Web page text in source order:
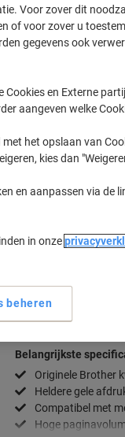
Koop Meer, Bespaar Meer
€ 63,99 Stuk
Aantal Excl.
1-2 Stuks €
Aantal
Belangrijkste
Originele Brother
Heldere gele
Compatibel met
Hoge
Voor zover dit
of voor zover u
gegevens ook
en Externe
aangeven welke
het opslaan van
kies dan
en aanpassen via de
in onze
beheren